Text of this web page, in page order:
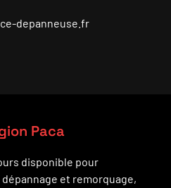
depanneuse.fr
Paca
disponible pour
et remorquage,